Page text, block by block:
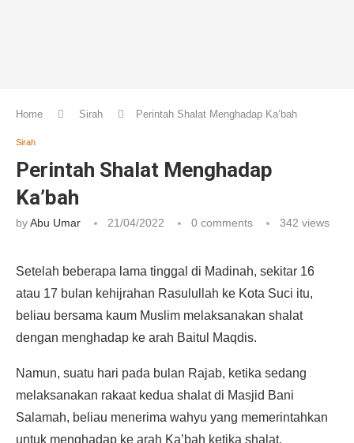
Home Sirah Perintah Shalat Menghadap Ka’bah
Sirah
Perintah Shalat Menghadap
Ka’bah
byAbu Umar 21/04/2022 0 comments 342 views
Setelah beberapa lama tinggal di Madinah, sekitar 16
atau 17 bulan kehijrahan Rasulullah ke Kota Suci itu,
beliau bersama kaum Muslim melaksanakan shalat
dengan menghadap ke arah Baitul Maqdis.
Namun, suatu hari pada bulan Rajab, ketika sedang
melaksanakan rakaat kedua shalat di Masjid Bani
Salamah, beliau menerima wahyu yang memerintahkan
untuk menghadap ke arah Ka’bah ketika shalat.